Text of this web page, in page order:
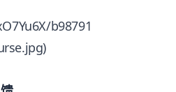
b98791